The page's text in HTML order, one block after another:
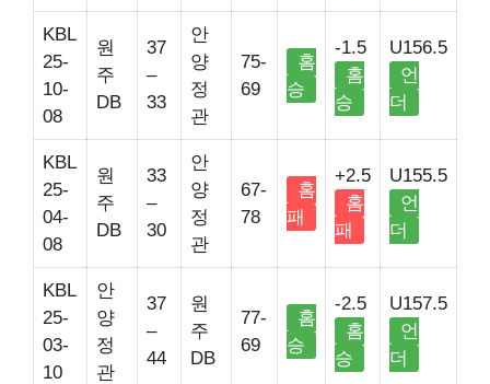
KBL
25-
10-
08
원
주
DB
37
–
33
안
양
정
관
75-
69
홈
승
-1.5
홈
승
U156.5
언
더
KBL
25-
04-
08
원
주
DB
33
–
30
안
양
정
관
67-
78
홈
패
+2.5
홈
패
U155.5
언
더
KBL
25-
03-
10
안
양
정
관
37
–
44
원
주
DB
77-
69
홈
승
-2.5
홈
승
U157.5
언
더